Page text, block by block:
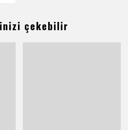
çekebilir